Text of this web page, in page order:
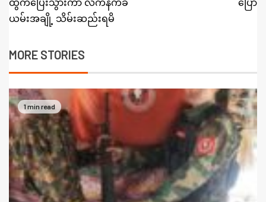
ထွက်ပြေးသွားကာ လက်နက်ခဲ
ယမ်းအချို့ သိမ်းဆည်းရမိ
ပြော
MORE STORIES
1 min read